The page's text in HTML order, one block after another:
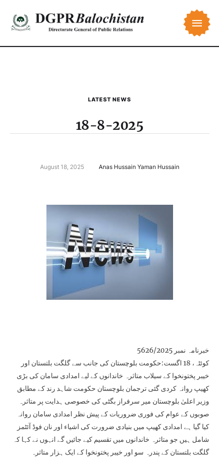
LATEST NEWS
18-8-2025
August 18, 2025 Anas Hussain Yaman Hussain
خبرنامہ نمبر 5626/2025
کوئٹہ، 18 اگست:حکومت بلوچستان کی جانب سے گلگت بلتستان اور
خیبر پختونخوا کے سیلاب متاثرہ خاندانوں کے لیے امدادی سامان کی بڑی
کھیپ روانہ کردی گئی ترجمان بلوچستان حکومت شاہد رند کے مطابق
وزیر اعلیٰ بلوچستان میر سرفراز بگٹی کی خصوصی ہدایت پر متاثرہ
صوبوں کے عوام کی فوری ضروریات کے پیش نظر امدادی سامان روانہ
کیا گیا ہے امدادی کھیپ میں بنیادی ضرورت کی اشیاء اور نان فوڈ آئٹمز
شامل ہیں جو متاثرہ خاندانوں میں تقسیم کیے جائیں گے انہوں نے کہا کہ
گلگت بلتستان کے پندرہ سو اور خیبر پختونخوا کے ایک ہزار متاثرہ